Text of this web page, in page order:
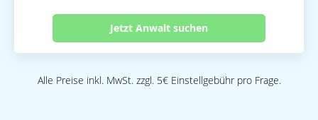
Jetzt Anwalt suchen
Alle Preise inkl. MwSt. zzgl. 5€ Einstellgebühr pro Frage.